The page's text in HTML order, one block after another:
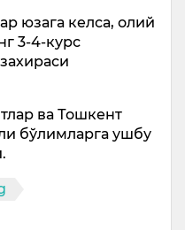
юзага келса, олий
3-4-курс
ва Тошкент
бўлимларга ушбу